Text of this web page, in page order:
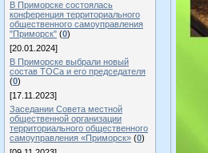
В Приморске состоялась
конференция территориального
общественного самоуправления
"Приморск" (0)
[20.01.2024]
В Приморске выбрали новый
состав ТОСа и его председателя
(0)
[17.11.2023]
Заседании Совета местной
общественной организации
территориального общественного
самоуправления «Приморск» (0)